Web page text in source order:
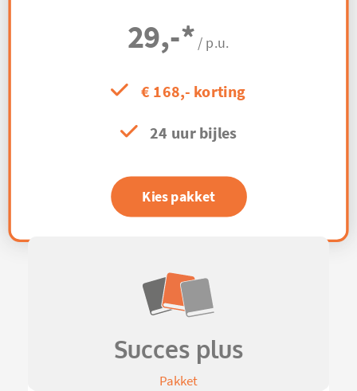
29,-* / p.u.
€ 168,- korting
24 uur bijles
Kies pakket
Succes plus
Pakket